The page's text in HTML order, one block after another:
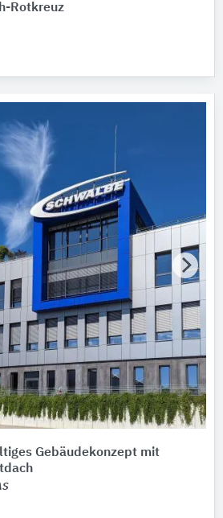
Rotkreuz
Gebäudekonzept mit